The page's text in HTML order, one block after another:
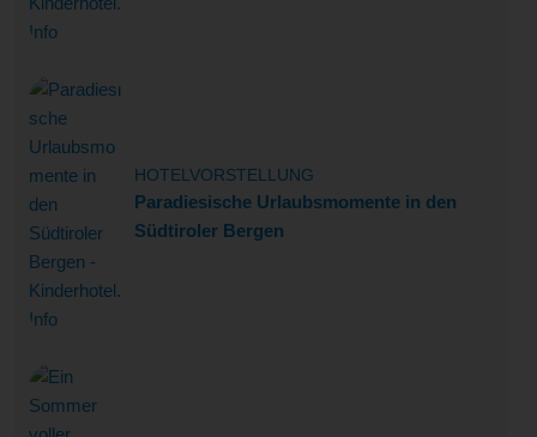
HOTELVORSTELLUNG
Paradiesische Urlaubsmomente in den
Südtiroler Bergen